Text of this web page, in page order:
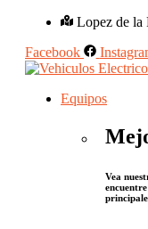
Lopez de la
Facebook
Equipos
Vea